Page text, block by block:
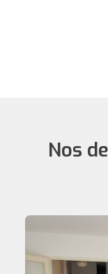
Nos